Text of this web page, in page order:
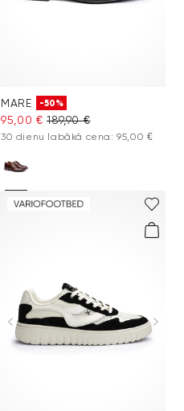
MARE -50%
95,00 € 189,90 €
30 dienu labākā cena: 95,00 €